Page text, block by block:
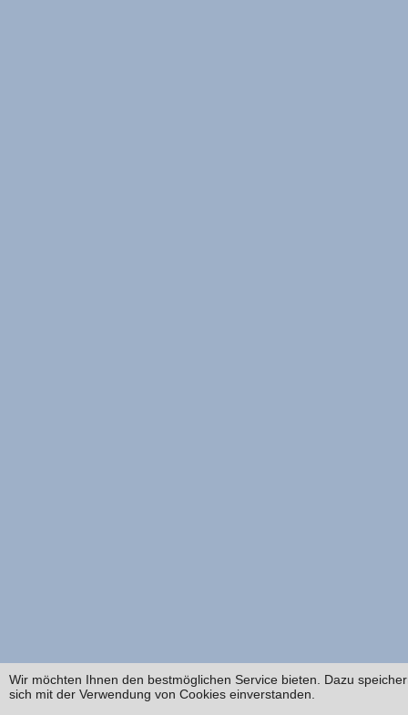
Wir möchten Ihnen den bestmöglichen Service bieten. Dazu
sich mit der Verwendung von Cookies einverstanden.